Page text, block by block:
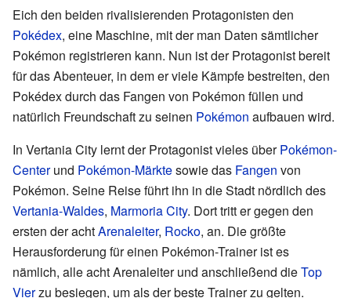
Eich den beiden rivalisierenden Protagonisten den
Pokédex, eine Maschine, mit der man Daten sämtlicher
Pokémon registrieren kann. Nun ist der Protagonist bereit
für das Abenteuer, in dem er viele Kämpfe bestreiten, den
Pokédex durch das Fangen von Pokémon füllen und
natürlich Freundschaft zu seinen Pokémon aufbauen wird.
In Vertania City lernt der Protagonist vieles überPokémon-
Centerund Pokémon-Märktesowie das Fangen von
Pokémon. Seine Reise führt ihn in die Stadt nördlich des
Vertania-Waldes, Marmoria City. Dort tritt er gegen den
ersten der achtArenaleiter, Rocko, an. Die größte
Herausforderung für einen Pokémon-Trainer ist es
nämlich, alle acht Arenaleiter und anschließend dieTop
Vierzu besiegen, um als der beste Trainer zu gelten.